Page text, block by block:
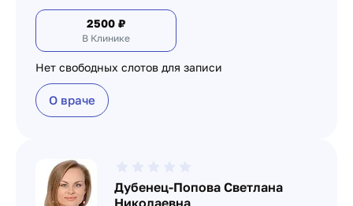
2500 ₽
В Клинике
Нет свободных слотов для записи
О враче
Дубенец-Попова Светлана
Николаевна